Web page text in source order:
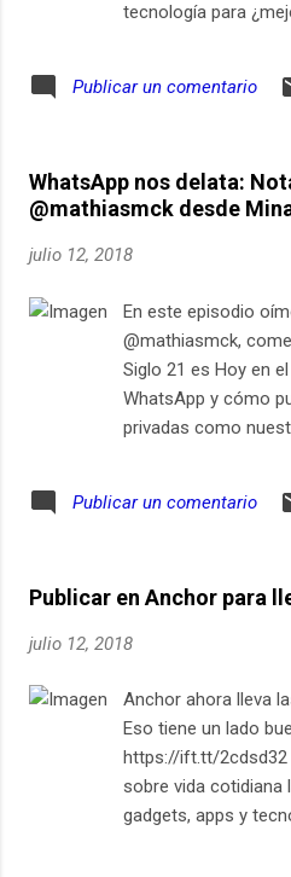
tecnología para
Publicar un comentario
WhatsApp nos delata:
@mathiasmck desde
julio 12, 2018
En este episodio
@mathiasmck,
Siglo 21 es Hoy en
WhatsApp y cómo
privadas como
gadgets, apps y
Publicar un comentario
Publicar en Anchor para
julio 12, 2018
Anchor ahora lleva
Eso tiene un lado
https://ift.tt/2cdsd32
sobre vida cotidiana
gadgets, apps y